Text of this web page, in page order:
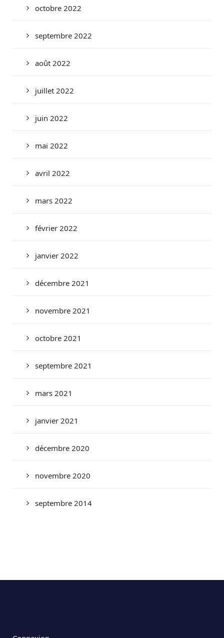
octobre 2022
septembre 2022
août 2022
juillet 2022
juin 2022
mai 2022
avril 2022
mars 2022
février 2022
janvier 2022
décembre 2021
novembre 2021
octobre 2021
septembre 2021
mars 2021
janvier 2021
décembre 2020
novembre 2020
septembre 2014